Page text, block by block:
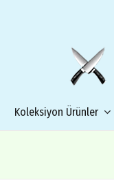
Koleksiyon Ürünler